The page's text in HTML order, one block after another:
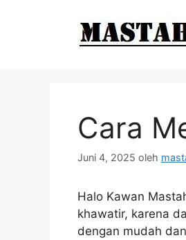
Cara
Juni 4, 2025 oleh
Halo Kawan
khawatir, karena
dengan mudah